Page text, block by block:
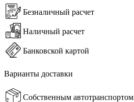
Безналичный расчет
Наличный расчет
Банковской картой
Варианты доставки
Собственным автотранспортом